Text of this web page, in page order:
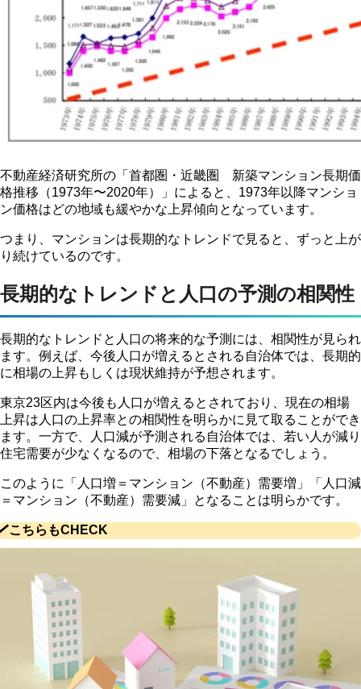
不動産経済研究所の「首都圏・近畿圏 新築マンション長期価
格推移（1973年〜2020年）」によると、1973年以降マンショ
ン価格はどの地域も緩やかな上昇傾向となっています。
つまり、マンションは長期的なトレンドで見ると、ずっと上が
り続けているのです。
長期的なトレンドと人口の予測の相関性
長期的なトレンドと人口の将来的な予測には、相関性が見られ
ます。例えば、今後人口が増えるとされる自治体では、長期的
に相場の上昇もしくは現状維持が予想されます。
東京23区内は今後も人口が増えるとされており、現在の相場
上昇は人口の上昇率との相関性を明らかに見て取ることができ
ます。一方で、人口減が予測される自治体では、若い人が減り
住宅需要が少なくなるので、相場の下落となるでしょう。
このように「人口増＝マンション（不動産）需要増」「人口減
＝マンション（不動産）需要減」となることは明らかです。
こちらもCHECK